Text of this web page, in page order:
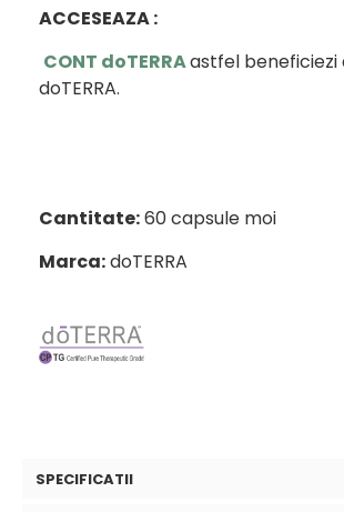
ACCESEAZA :
CONT doTERRAastfel
doTERRA.
Cantitate:60 capsule moi
Marca:doTERRA
SPECIFICATII